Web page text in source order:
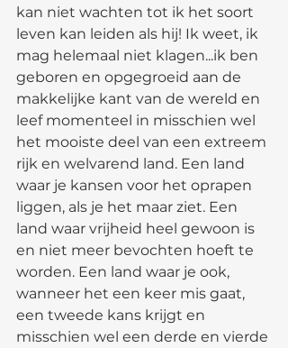
kan niet wachten tot ik het soort
leven kan leiden als hij! Ik weet, ik
mag helemaal niet klagen...ik ben
geboren en opgegroeid aan de
makkelijke kant van de wereld en
leef momenteel in misschien wel
het mooiste deel van een extreem
rijk en welvarend land. Een land
waar je kansen voor het oprapen
liggen, als je het maar ziet. Een
land waar vrijheid heel gewoon is
en niet meer bevochten hoeft te
worden. Een land waar je ook,
wanneer het een keer mis gaat,
een tweede kans krijgt en
misschien wel een derde en vierde